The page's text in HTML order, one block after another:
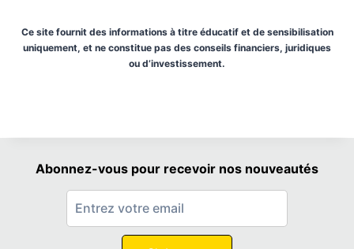
Ce site fournit des informations à titre éducatif et de sensibilisation
uniquement, et ne constitue pas des conseils financiers, juridiques
ou d’investissement.
Abonnez-vous pour recevoir nos nouveautés